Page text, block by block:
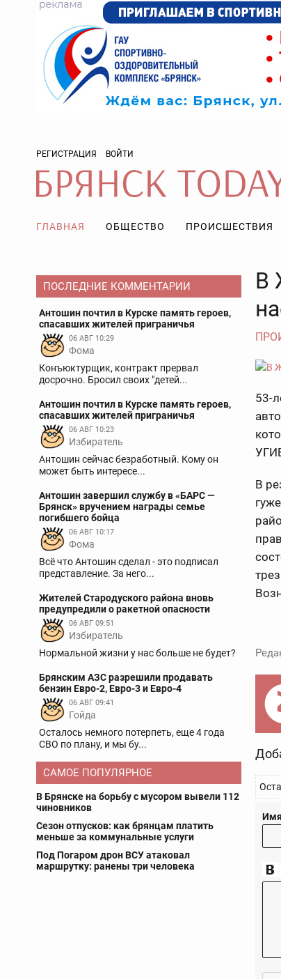
РЕГИСТРАЦИЯ ВОЙТИ
ГЛАВНАЯ ОБЩЕСТВО ПРОИСШЕСТВИЯ
ПОСЛЕДНИЕ КОММЕНТАРИИ
Антошин почтил в Курске память героев,
спасавших жителей приграничья
06 АВГ 10:29
Фома
Конъюктурщик, контракт прервал
досрочно. Бросил своих "детей...
Антошин почтил в Курске память героев,
спасавших жителей приграничья
06 АВГ 10:23
Избиратель
Антошин сейчас безработный. Кому он
может быть интересе...
Антошин завершил службу в «БАРС —
Брянск» вручением награды семье
погибшего бойца
06 АВГ 10:17
Фома
Всё что Антошин сделал - это подписал
представление. За него...
Жителей Стародуского района вновь
предупредили о ракетной опасности
06 АВГ 09:51
Избиратель
Нормальной жизни у нас больше не будет?
Брянским АЗС разрешили продавать
бензин Евро-2, Евро-3 и Евро-4
06 АВГ 09:41
Гойда
Осталось немного потерпеть, еще 4 года
СВО по плану, и мы бу...
САМОЕ ПОПУЛЯРНОЕ
В Брянске на борьбу с мусором вывели 112
чиновников
Сезон отпусков: как брянцам платить
меньше за коммунальные услуги
Под Погаром дрон ВСУ атаковал
маршрутку: ранены три человека
В
53-
В